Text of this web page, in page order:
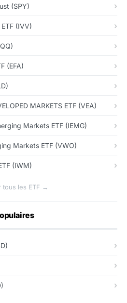
(SPY)
(IVV)
(EFA)
MARKETS ETF (VEA)
Markets ETF (IEMG)
Markets ETF (VWO)
(IWM)
tous les ETF →